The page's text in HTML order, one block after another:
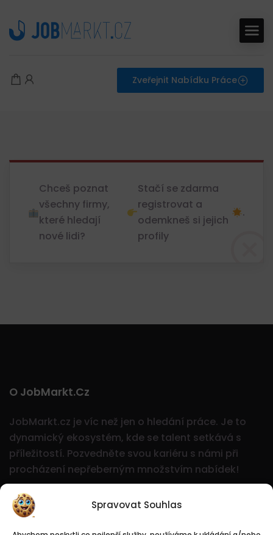
Spravovat Souhlas
Zveřejnit Nabídku Práce
Chceš poznat
všechny firmy,
které hledají
nové lidi?
Stačí se zdarma
registrovat a
odemkneš si jejich
profily
.
O JobMarkt.cz
JobMarkt.cz je víc než jen o hledání práce. Je to
dynamický ekosystém, kde se talent setkává s
příležitostí. Pozvedněte svou kariéru s námi při
procházení nepřeberným množstvím nabídek!